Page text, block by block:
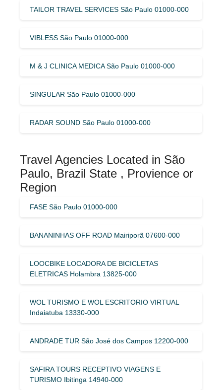
TAILOR TRAVEL SERVICES São Paulo 01000-000
VIBLESS São Paulo 01000-000
M & J CLINICA MEDICA São Paulo 01000-000
SINGULAR São Paulo 01000-000
RADAR SOUND São Paulo 01000-000
Travel Agencies Located in São
Paulo, Brazil State , Provience or
Region
FASE São Paulo 01000-000
BANANINHAS OFF ROAD Mairiporã 07600-000
LOOCBIKE LOCADORA DE BICICLETAS
ELETRICAS Holambra 13825-000
WOL TURISMO E WOL ESCRITORIO VIRTUAL
Indaiatuba 13330-000
ANDRADE TUR São José dos Campos 12200-000
SAFIRA TOURS RECEPTIVO VIAGENS E
TURISMO Ibitinga 14940-000